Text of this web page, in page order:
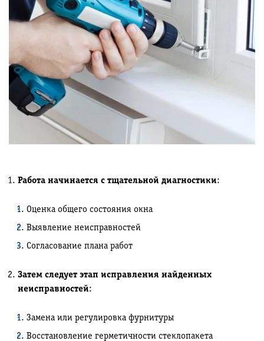
Работа начинается с тщательной диагностики:
Оценка общего состояния окна
Выявление неисправностей
Согласование плана работ
Затем следует этап исправления найденных
неисправностей:
Замена или регулировка фурнитуры
Восстановление герметичности стеклопакета